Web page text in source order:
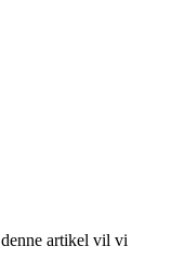
artikel vil vi